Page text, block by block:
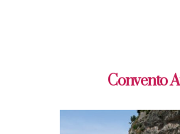
Convento